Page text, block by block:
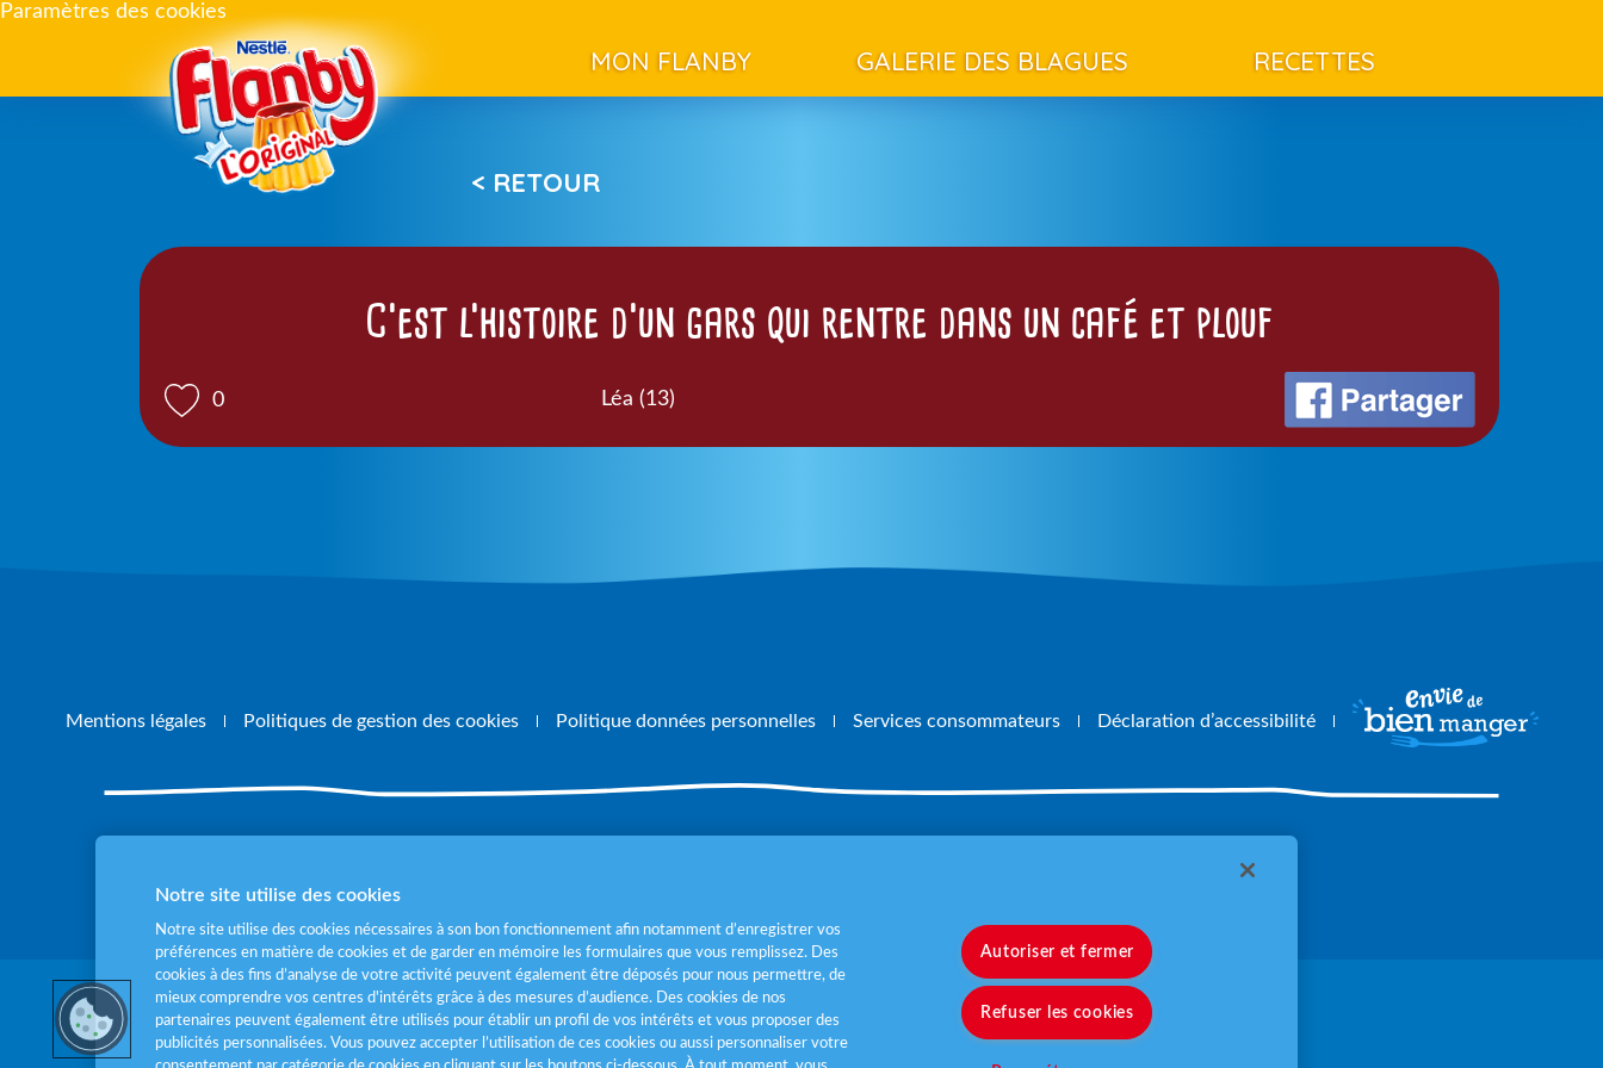
Paramètres des cookies
MON FLANBY GALERIE DES BLAGUES RECETTES
< RETOUR
C’est l’histoire d’un gars qui rentre dans un café et plouf
0 Léa (13)
Mentions légales Politiques de gestion des cookies Politique données personnelles Services consommateurs Déclaration d’accessibilité
Pour votre santé, mangez 5 fruits et légumes par jour www.mangerbouger.fr
Notre site utilise des cookies
Notre site utilise des cookies nécessaires à son bon fonctionnement afin notamment d’enregistrer vos
préférences en matière de cookies et de garder en mémoire les formulaires que vous remplissez. Des
cookies à des fins d’analyse de votre activité peuvent également être déposés pour nous permettre, de
mieux comprendre vos centres d'intérêts grâce à des mesures d’audience. Des cookies de nos
partenaires peuvent également être utilisés pour établir un profil de vos intérêts et vous proposer des
publicités personnalisées. Vous pouvez accepter l’utilisation de ces cookies ou aussi personnaliser votre
Autoriser et fermer
Refuser les cookies